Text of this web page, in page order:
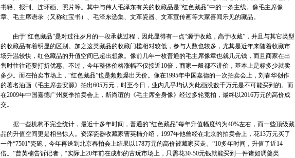
书籍、报刊、连环画、照片等。其中与伟人毛泽东有关的收藏品是“红色藏品”中的一条主线。像毛主席像
章、毛主席语录（又称红宝书）、毛泽东选集、文革瓷器、文革宣传画等大家喜闻乐见的藏品。
由于“红色藏品”是对过往岁月的一段承载过程，因此显得有一点“源于收藏，高于收藏”，并且与其它类型
的收藏品有着明显的区别。加之这类藏品的收藏门槛相对较低，参与人数也较多，尤其是近年来随着收藏市
场升温较快，红色藏品的升值空间已超出想象。像前几年一枚普通的毛主席像章也就几元钱，而且商家在出
售时往往还要打折优惠。不过，今年整体价格涨幅不仅接近10倍，商家一般都不讲价，基本上是标多少就卖
多少。而在拍卖市场上，“红色藏品”也是频频爆出天价。像在1995年中国嘉德的一次拍卖会上，刘春华创作
的著名油画《毛主席去安源》拍出605万元，时至今日，业内几乎均认为此画没数千万元是不可能买到的。而
在2009年中国嘉德广州夏季拍卖会上，靳尚谊的《毛主席全身像》经过多轮竞拍，最终以2016万元的高价成
交。
据一些机构不完全统计，最近十多年时间，普通的“红色藏品”每年升值幅度约为40%左右，而一些顶级藏
品的升值空间更是相当惊人。资深瓷器收藏家曹英楠介绍，1997年他曾经在北京的拍卖会上，花13万元买了
一件“7501”瓷碗，今年再送到北京春拍会上结果以178万元的高价被藏家买走。“10多年时间，升值了近14
倍。”曹英楠告诉记者，“实际上20年前在成都的古玩市场上，只需花30-50元钱就能买到一件诸如调羹类